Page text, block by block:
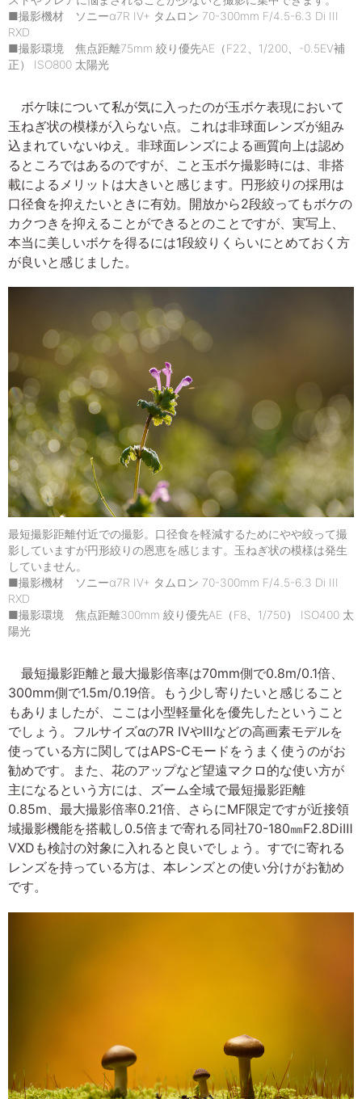
■撮影機材 ソニーα7R IV+ タムロン 70-300mm F/4.5-6.3 Di III
RXD
■撮影環境 焦点距離75mm 絞り優先AE（F22、1/200、-0.5EV補
正） ISO800 太陽光
ボケ味について私が気に入ったのが玉ボケ表現において
玉ねぎ状の模様が入らない点。これは非球面レンズが組み
込まれていないゆえ。非球面レンズによる画質向上は認め
るところではあるのですが、こと玉ボケ撮影時には、非搭
載によるメリットは大きいと感じます。円形絞りの採用は
口径食を抑えたいときに有効。開放から2段絞ってもボケの
カクつきを抑えることができるとのことですが、実写上、
本当に美しいボケを得るには1段絞りくらいにとめておく方
が良いと感じました。
最短撮影距離付近での撮影。口径食を軽減するためにやや絞って撮
影していますが円形絞りの恩恵を感じます。玉ねぎ状の模様は発生
していません。
■撮影機材 ソニーα7R IV+ タムロン 70-300mm F/4.5-6.3 Di III
RXD
■撮影環境 焦点距離300mm 絞り優先AE（F8、1/750） ISO400 太
陽光
最短撮影距離と最大撮影倍率は70mm側で0.8m/0.1倍、
300mm側で1.5m/0.19倍。もう少し寄りたいと感じること
もありましたが、ここは小型軽量化を優先したということ
でしょう。フルサイズαの7R IVやⅢなどの高画素モデルを
使っている方に関してはAPS-Cモードをうまく使うのがお
勧めです。また、花のアップなど望遠マクロ的な使い方が
主になるという方には、ズーム全域で最短撮影距離
0.85m、最大撮影倍率0.21倍、さらにMF限定ですが近接領
域撮影機能を搭載し0.5倍まで寄れる同社70-180㎜F2.8DiⅢ
VXDも検討の対象に入れると良いでしょう。すでに寄れる
レンズを持っている方は、本レンズとの使い分けがお勧め
です。